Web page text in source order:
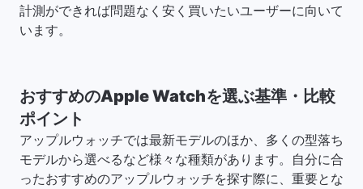
計測ができれば問題なく安く買いたいユーザーに向いて
います。
おすすめのApple Watchを選ぶ基準・比較
ポイント
アップルウォッチでは最新モデルのほか、多くの型落ち
モデルから選べるなど様々な種類があります。自分に合
ったおすすめのアップルウォッチを探す際に、重要とな